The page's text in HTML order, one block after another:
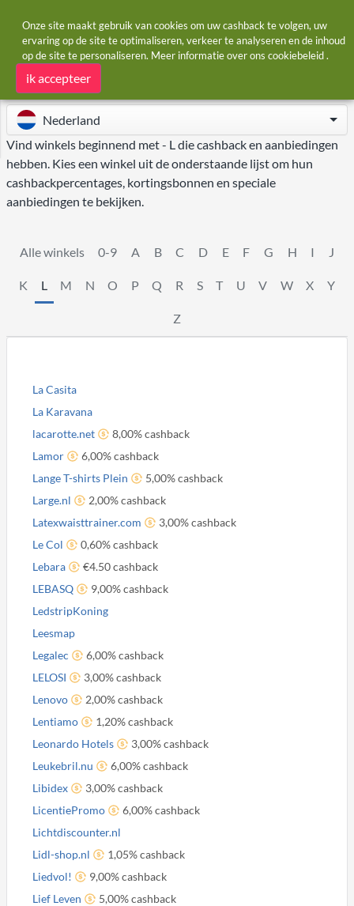
Startpagina Winkels L
Winkels - L
Nederland
Vind winkels beginnend met - L die cashback en aanbiedingen
hebben. Kies een winkel uit de onderstaande lijst om hun
cashbackpercentages, kortingsbonnen en speciale
aanbiedingen te bekijken.
Alle winkels 0-9 A B C D E F G H I J
K L M N O P Q R S T U V W X Y
Z
La Casita
La Karavana
lacarotte.net
8,00% cashback
Lamor
6,00% cashback
Lange T-shirts Plein
5,00% cashback
Large.nl
2,00% cashback
Latexwaisttrainer.com
3,00% cashback
Le Col
0,60% cashback
Lebara
€4.50 cashback
LEBASQ
9,00% cashback
LedstripKoning
Leesmap
Legalec
6,00% cashback
LELOSI
3,00% cashback
Lenovo
2,00% cashback
Lentiamo
1,20% cashback
Leonardo Hotels
3,00% cashback
Leukebril.nu
6,00% cashback
Libidex
3,00% cashback
LicentiePromo
6,00% cashback
Lichtdiscounter.nl
Lidl-shop.nl
1,05% cashback
Liedvol!
9,00% cashback
Lief Leven
5,00% cashback
Onze site maakt gebruik van cookies om uw cashback te volgen, uw
ervaring op de site te optimaliseren, verkeer te analyseren en de inhoud
op de site te personaliseren. Meer informatie over ons cookiebeleid.
ik accepteer